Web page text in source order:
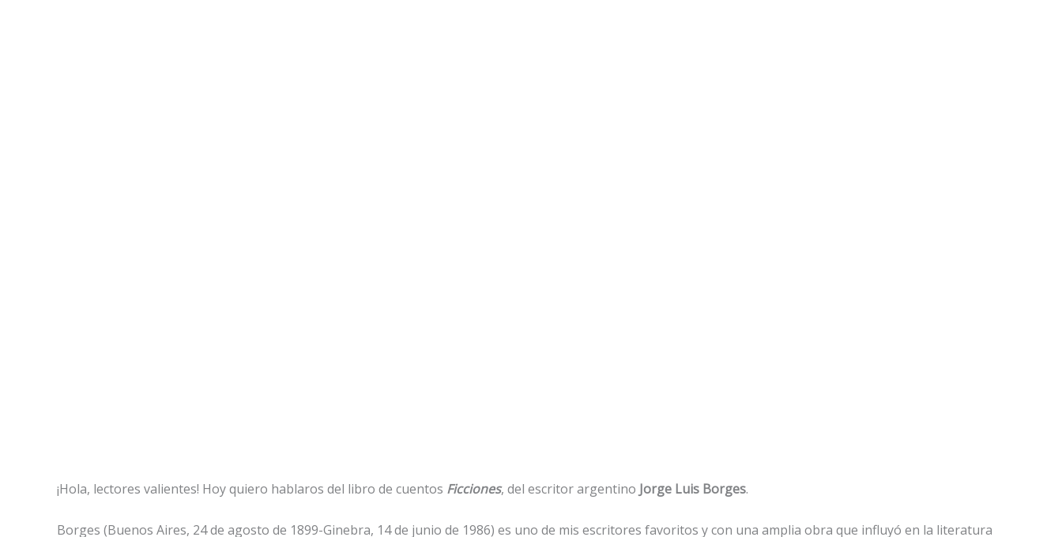
¡Hola, lectores valientes! Hoy quiero hablaros del libro de cuentos Ficciones, del escritor argentino Jorge Luis Borges.
Borges (Buenos Aires, 24 de agosto de 1899-Ginebra, 14 de junio de 1986) es uno de mis escritores favoritos y con una amplia obra que influyó en la literatura